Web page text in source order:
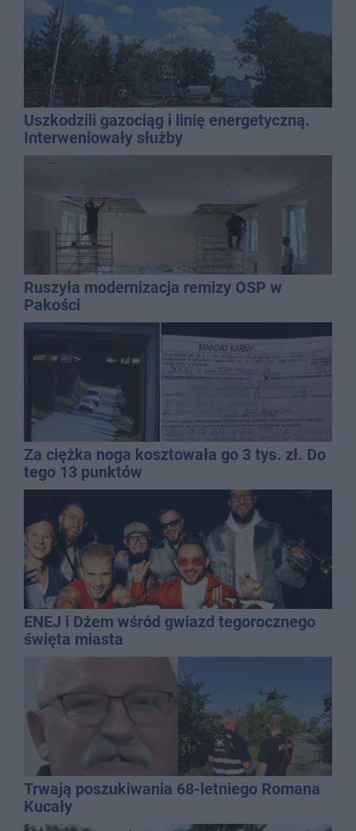
Uszkodzili gazociąg i linię energetyczną.
Interweniowały służby
Ruszyła modernizacja remizy OSP w
Pakości
Za ciężka noga kosztowała go 3 tys. zł. Do
tego 13 punktów
ENEJ i Dżem wśród gwiazd tegorocznego
święta miasta
Trwają poszukiwania 68-letniego Romana
Kucały